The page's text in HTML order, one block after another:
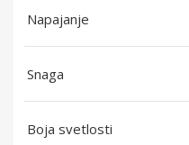
Napajanje
Snaga
Boja svetlosti